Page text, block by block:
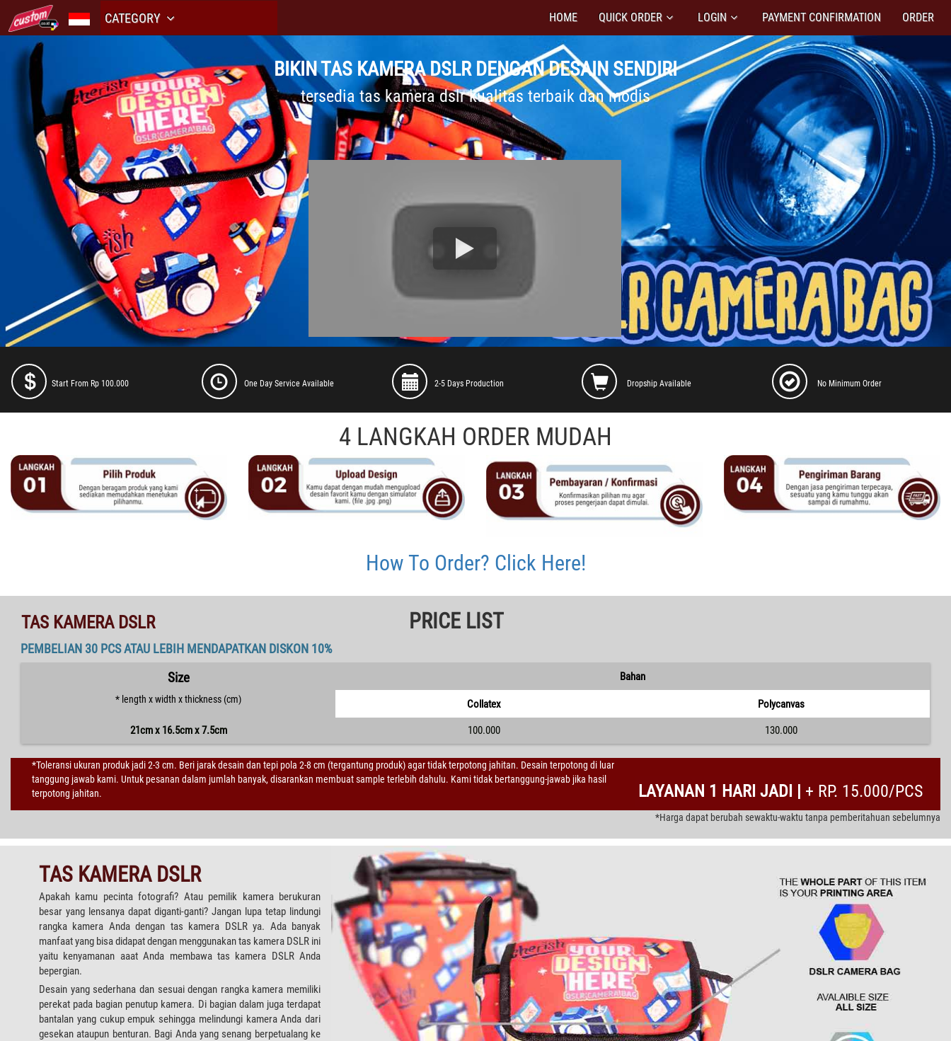
CATEGORY HOME QUICK ORDER LOGIN PAYMENT CONFIRMATION ORDER
BIKIN TAS KAMERA DSLR DENGAN DESAIN SENDIRI
tersedia tas kamera dslr kualitas terbaik dan modis
Start From Rp 100.000 One Day Service Available 2-5 Days Production Dropship Available No Minimum Order
4 LANGKAH ORDER MUDAH
How To Order? Click Here!
TAS KAMERA DSLR PRICE LIST
PEMBELIAN 30 PCS ATAU LEBIH MENDAPATKAN DISKON 10%
Size
* length x width x thickness (cm)
Bahan
Collatex Polycanvas
21cm x 16.5cm x 7.5cm 100.000 130.000
*Toleransi ukuran produk jadi 2-3 cm. Beri jarak desain dan tepi pola 2-8 cm (tergantung produk) agar tidak terpotong jahitan. Desain terpotong di luar
tanggung jawab kami. Untuk pesanan dalam jumlah banyak, disarankan membuat sample terlebih dahulu. Kami tidak bertanggung-jawab jika hasil
terpotong jahitan.
LAYANAN 1 HARI JADI | + RP. 15.000/PCS
*Harga dapat berubah sewaktu-waktu tanpa pemberitahuan sebelumnya
TAS KAMERA DSLR
Apakah kamu pecinta fotografi? Atau pemilik kamera berukuran
besar yang lensanya dapat diganti-ganti? Jangan lupa tetap lindungi
rangka kamera Anda dengan tas kamera DSLR ya. Ada banyak
manfaat yang bisa didapat dengan menggunakan tas kamera DSLR ini
yaitu kenyamanan aaat Anda membawa tas kamera DSLR Anda
bepergian.
Desain yang sederhana dan sesuai dengan rangka kamera memiliki
perekat pada bagian penutup kamera. Di bagian dalam juga terdapat
bantalan yang cukup empuk sehingga melindungi kamera Anda dari
gesekan ataupun benturan. Bagi Anda yang senang berpetualang ke